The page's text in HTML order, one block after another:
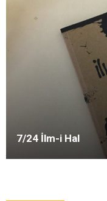
7/24 İlm-i Hal